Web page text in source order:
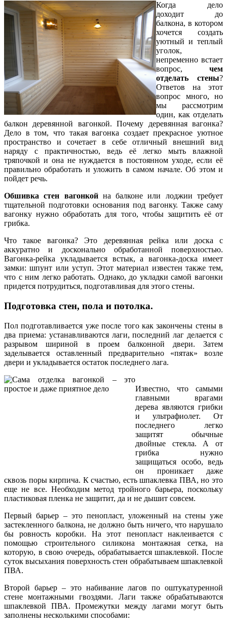
Когда дело
доходит до
балкона, в котором
хочется создать
уютный и теплый
уголок,
непременно встает
вопрос, чем
отделать стены?
Ответов на этот
вопрос много, но
мы рассмотрим
один, как отделать
балкон деревянной вагонкой. Почему деревянная вагонка?
Дело в том, что такая вагонка создает прекрасное уютное
пространство и сочетает в себе отличный внешний вид
наряду с практичностью, ведь её легко мыть влажной
тряпочкой и она не нуждается в постоянном уходе, если её
правильно обработать и уложить в самом начале. Об этом и
пойдет речь.
Обшивка стен вагонкойна балконе или лоджии требует
тщательной подготовки основания под вагонку. Также саму
вагонку нужно обработать для того, чтобы защитить её от
грибка.
Что такое вагонка? Это деревянная рейка или доска с
аккуратно и досконально обработанной поверхностью.
Вагонка-рейка укладывается встык, а вагонка-доска имеет
замки: шпунт или уступ. Этот материал известен также тем,
что с ним легко работать. Однако, до укладки самой вагонки
придется потрудиться, подготавливая для этого стены.
Подготовка стен, пола и потолка.
Пол подготавливается уже после того как закончены стены в
два приема: устанавливаются лаги, последний лаг делается с
разрывом шириной в проем балконной двери. Затем
заделывается оставленный предварительно «пятак» возле
двери и укладывается остаток последнего лага.
Известно, что самыми
главными врагами
дерева являются грибки
и ультрафиолет. От
последнего легко
защитят обычные
двойные стекла. А от
грибка нужно
защищаться особо, ведь
он проникает даже
сквозь поры кирпича. К счастью, есть шпаклевка ПВА, но это
еще не все. Необходим метод тройного барьера, поскольку
пластиковая пленка не защитит, да и не дышит совсем.
Первый барьер – это пенопласт, уложенный на стены уже
застекленного балкона, не должно быть ничего, что нарушало
бы ровность коробки. На этот пенопласт наклеивается с
помощью строительного силикона монтажная сетка, на
которую, в свою очередь, обрабатывается шпаклевкой. После
суток высыхания поверхность стен обрабатываем шпаклевкой
ПВА.
Второй барьер – это набивание лагов по оштукатуренной
стене монтажными гвоздями. Лаги также обрабатываются
шпаклевкой ПВА. Промежутки между лагами могут быть
заполнены несколькими способами: